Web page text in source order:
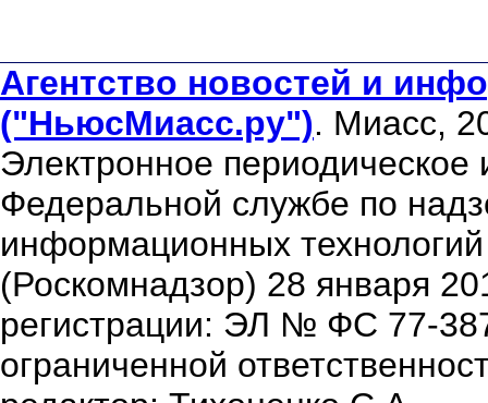
Агентство новостей и
("НьюсМиасс.ру"). Миасс,
Электронное периодическое
Федеральной службе по
информационных
(Роскомнадзор) 28 января
регистрации: ЭЛ № ФС 77-
ограниченной